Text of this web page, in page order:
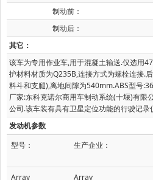
制动前：
制动后：
其它：
该车为专用作业车,用于混凝土输送.仅选用
护材料材质为Q235B,连接方式为螺栓连接.
料斗和支腿),离地间隙为540mm.ABS型号
厂家:东科克诺尔商用车制动系统(十堰)有限
公司.该车装有具有卫星定位功能的行驶记录
发动机参数
型号：
生产企业：
Array
Array